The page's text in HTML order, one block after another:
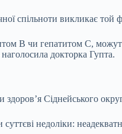
спільноти викликає той
B чи гепатитом C,
докторка Гупта.
Сіднейського
суттєві недоліки: